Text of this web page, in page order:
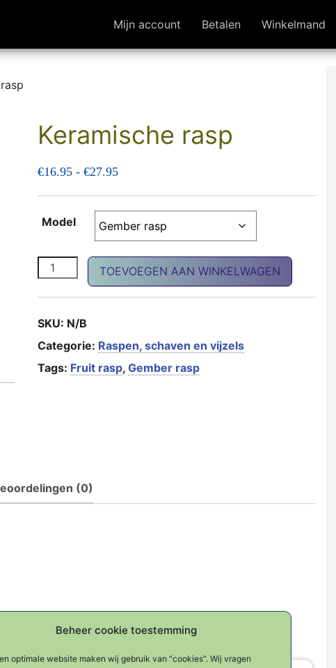
Beheer cookie toestemming
optimale website maken wij gebruik van “cookies”. Wij vragen
Mijn account Betalen Winkelmand
Keramische rasp
€16.95 - €27.95Prijsklasse: €16.95 tot €27.95
Model
Keramische rasp aantal
TOEVOEGEN AAN WINKELWAGEN
SKU: N/B
Categorie: Raspen, schaven en vijzels
Tags: Fruit rasp, Gember rasp
(0)